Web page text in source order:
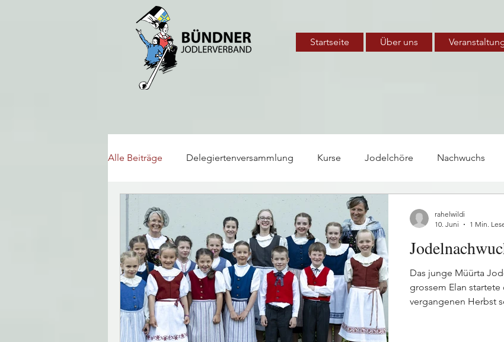
Startseite Über uns
Alle Beiträge Delegiertenversammlung Kurse Jodelchöre Nachwuchs
Alphorn/Büchel Jodlerfeste Arbeitsgruppe
Das junge Müürta
grossem Elan
vergangenen Herbst
rahelwildi
10. Juni
1 Min.